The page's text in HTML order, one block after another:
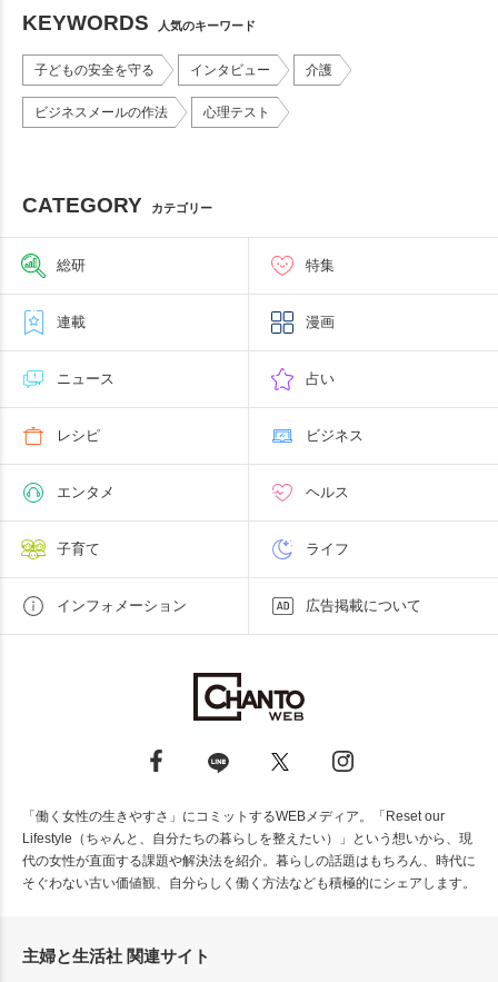
KEYWORDS 人気のキーワード
子どもの安全を守る インタビュー 介護
ビジネスメールの作法 心理テスト
CATEGORY カテゴリー
総研 特集
連載 漫画
ニュース 占い
レシピ ビジネス
エンタメ ヘルス
子育て ライフ
インフォメーション 広告掲載について
「働く女性の生きやすさ」にコミットするWEBメディア。「Reset our
Lifestyle（ちゃんと、自分たちの暮らしを整えたい）」という想いから、現
代の女性が直面する課題や解決法を紹介。暮らしの話題はもちろん、時代に
そぐわない古い価値観、自分らしく働く方法なども積極的にシェアします。
主婦と生活社 関連サイト